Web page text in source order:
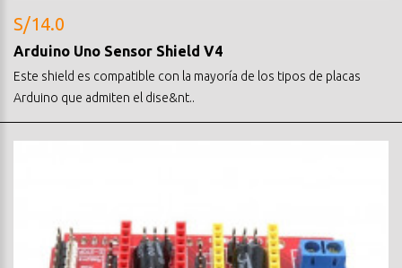
S/14.0
Arduino Uno Sensor Shield V4
Este shield es compatible con la mayoría de los tipos de placas
Arduino que admiten el dise&nt..